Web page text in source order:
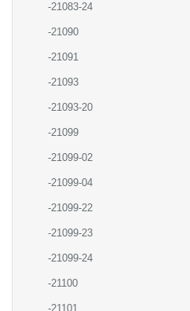
-21083-24
-21090
-21091
-21093
-21093-20
-21099
-21099-02
-21099-04
-21099-22
-21099-23
-21099-24
-21100
-21101